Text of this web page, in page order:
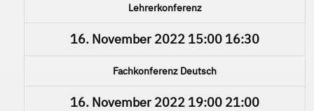
Lehrerkonferenz
16. November 2022 15:00 16:30
Fachkonferenz Deutsch
16. November 2022 19:00 21:00